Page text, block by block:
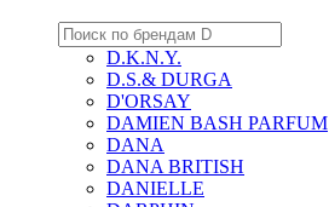
D.K.N.Y.
D.S.& DURGA
D'ORSAY
DAMIEN BASH PARFUM
DANA
DANA BRITISH
DANIELLE